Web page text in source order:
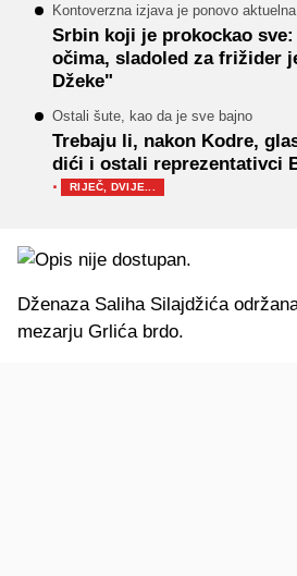
Kontoverzna izjava je ponovo aktuelna
Srbin koji je prokockao
očima, sladoled za frižider
Džeke"
Ostali šute, kao da je sve bajno
Trebaju li, nakon Kodre,
dići i ostali reprezentativci
· RIJEČ, DVIJE...
Dženaza Saliha Silajdžića
mezarju Grlića brdo.